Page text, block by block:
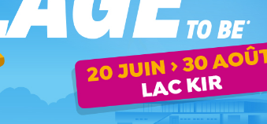
le Pass 24H Tribu Noël, qui permet
tarif unique de 3,50€.